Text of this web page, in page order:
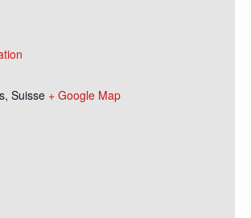
, Suisse + Google Map